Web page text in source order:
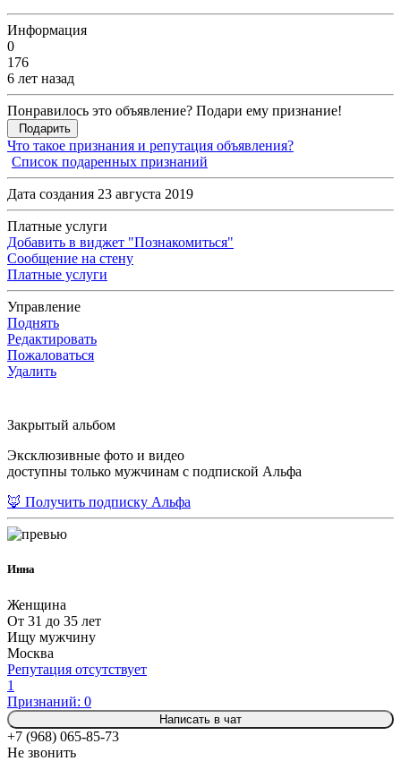
Информация
0
176
6 лет назад
Понравилось это объявление? Подари ему признание!
Подарить
Что такое признания и репутация объявления?
Список подаренных признаний
Дата создания 23 августа 2019
Платные услуги
Добавить в виджет "Познакомиться"
Сообщение на стену
Платные услуги
Управление
Поднять
Редактировать
Пожаловаться
Удалить
Закрытый альбом
Эксклюзивные фото и видео
доступны только мужчинам с подпиской Альфа
🦊 Получить подписку Альфа
Инна
Женщина
От 31 до 35 лет
Ищу мужчину
Москва
Репутация отсутствует
1
Признаний: 0
Написать в чат
+7 (968) 065-85-73
Не звонить